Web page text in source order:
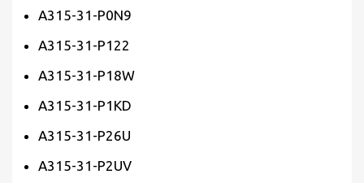
A315-31-P0N9
A315-31-P122
A315-31-P18W
A315-31-P1KD
A315-31-P26U
A315-31-P2UV